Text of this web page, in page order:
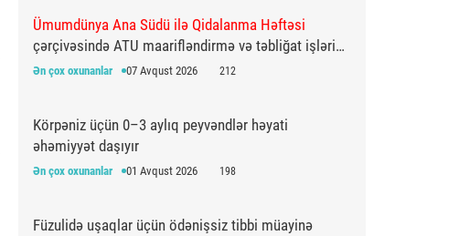
Ümumdünya Ana Südü ilə Qidalanma Həftəsi
çərçivəsində ATU maarifləndirmə və təbliğat işlərini
Ən çox oxunanlar 07 Avqust 2026 212
Körpəniz üçün 0–3 aylıq peyvəndlər həyati
əhəmiyyət daşıyır
Ən çox oxunanlar 01 Avqust 2026 198
Füzulidə uşaqlar üçün ödənişsiz tibbi müayinə